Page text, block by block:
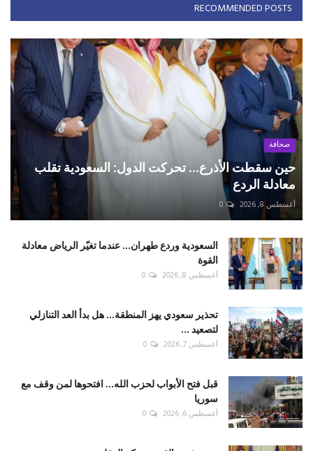
RECOMMENDED POSTS
صحافة
حين سقطت الأذرع... تحركت الدول: السعودية تقلب
معادلة الردع
أغسطس 8, 2026 0
السعودية وردع طهران... عندما تغيّر الرياض معادلة
القوة
أغسطس 8, 2026 0
تحذير سعودي يهز المنطقة... هل بدأ العد التنازلي
لتصعيد ...
أغسطس 7, 2026 0
قبل فتح الأبواب لحزب الله... افتحوها لمن وقف مع
سوريا
أغسطس 6, 2026 0